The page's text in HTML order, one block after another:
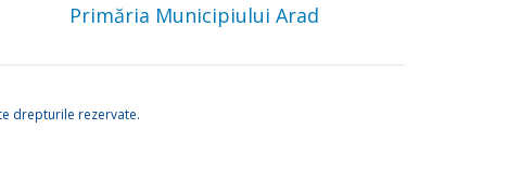
Primăria Municipiului Arad
drepturile rezervate.